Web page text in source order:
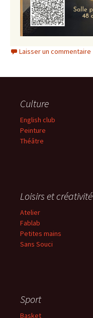
Laisser un commentaire
Culture
English club
Peinture
Théâtre
Loisirs et créativité
Atelier
Fablab
Petites mains
Sans Souci
Sport
Basket